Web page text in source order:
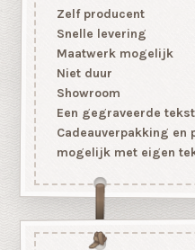
Zelf producent
Snelle levering
Maatwerk mogelijk
Niet duur
Showroom
Een gegraveerde
Cadeauverpakking
mogelijk met eigen